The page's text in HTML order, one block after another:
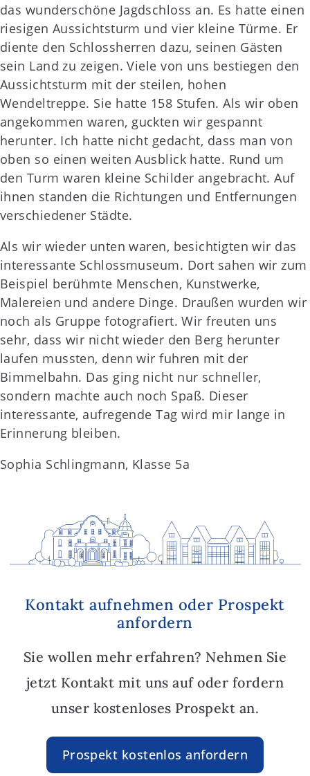
das wunderschöne Jagdschloss an. Es hatte einen
riesigen Aussichtsturm und vier kleine Türme. Er
diente den Schlossherren dazu, seinen Gästen
sein Land zu zeigen. Viele von uns bestiegen den
Aussichtsturm mit der steilen, hohen
Wendeltreppe. Sie hatte 158 Stufen. Als wir oben
angekommen waren, guckten wir gespannt
herunter. Ich hatte nicht gedacht, dass man von
oben so einen weiten Ausblick hatte. Rund um
den Turm waren kleine Schilder angebracht. Auf
ihnen standen die Richtungen und Entfernungen
verschiedener Städte.
Als wir wieder unten waren, besichtigten wir das
interessante Schlossmuseum. Dort sahen wir zum
Beispiel berühmte Menschen, Kunstwerke,
Malereien und andere Dinge. Draußen wurden wir
noch als Gruppe fotografiert. Wir freuten uns
sehr, dass wir nicht wieder den Berg herunter
laufen mussten, denn wir fuhren mit der
Bimmelbahn. Das ging nicht nur schneller,
sondern machte auch noch Spaß. Dieser
interessante, aufregende Tag wird mir lange in
Erinnerung bleiben.
Sophia Schlingmann, Klasse 5a
Kontakt aufnehmen oder Prospekt
anfordern
Sie wollen mehr erfahren? Nehmen Sie
jetzt Kontakt mit uns auf oder fordern
unser kostenloses Prospekt an.
Prospekt kostenlos anfordern